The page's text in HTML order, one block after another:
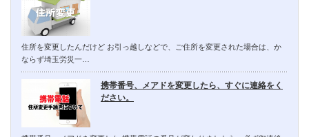
住所を変更したんだけど お引っ越しなどで、ご住所を変更された場合は、か
ならず埼玉労災一…
携帯番号、メアドを変更したら、すぐに連絡をく
ださい。